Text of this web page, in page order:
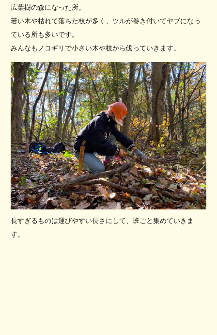
広葉樹の森になった所。
若い木や枯れて落ちた枝が多く、ツルが巻き付いてヤブになっ
ている所も多いです。
みんなもノコギリで小さい木や枝から伐っていきます。
長すぎるものは運びやすい長さにして、班ごと集めていきま
す。